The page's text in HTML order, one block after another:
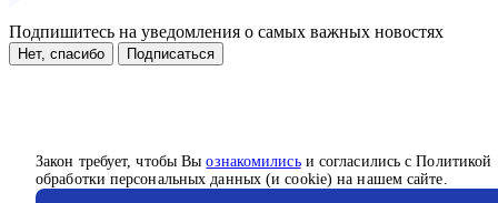
Закон требует, чтобы Выознакомилисьи согласились с Политикой
обработки персональных данных (и cookie) на нашем сайте.
Подпишитесь на уведомления о самых важных новостях
Нет, спасибо Подписаться